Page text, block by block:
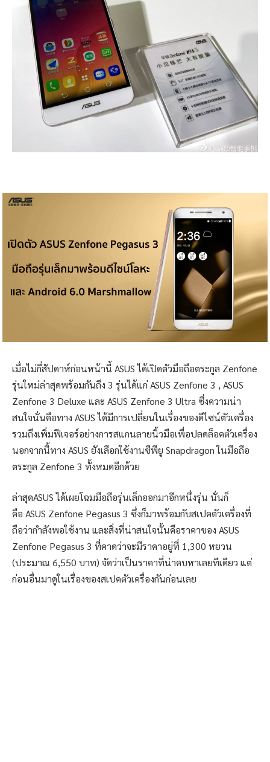
เมื่อไม่กี่สัปดาห์ก่อนหน้านี้ ASUS ได้เปิดตัวมือถือตระกูล Zenfone
รุ่นใหม่ล่าสุดพร้อมกันถึง 3 รุ่นได้แก่ ASUS Zenfone 3 , ASUS
Zenfone 3 Deluxe และ ASUS Zenfone 3 Ultra ซึ่งความน่า
สนใจนั่นคือทาง ASUS ได้มีการเปลี่ยนในเรื่องของดีไซน์ตัวเครื่อง
รวมถึงเพิ่มฟีเจอร์อย่างการสแกนลายนิ้วมือเพื่อปลดล็อคตัวเครื่อง
นอกจากนี้ทาง ASUS ยังเลือกใช้งานซีพียู Snapdragon ในมือถือ
ตระกูล Zenfone 3 ทั้งหมดอีกด้วย
ล่าสุดASUS ได้เผยโฉมมือถือรุ่นเล็กออกมาอีกหนึ่งรุ่น นั่นก็
คือ ASUS Zenfone Pegasus 3 ซึ่งก็มาพร้อมกับสเปคตัวเครื่องที่
ถือว่ากำลังพอใช้งาน และสิ่งที่น่าสนใจนั้นคือราคาของ ASUS
Zenfone Pegasus 3 ที่คาดว่าจะมีราคาอยู่ที่ 1,300 หยวน
(ประมาณ 6,550 บาท) จัดว่าเป็นราคาที่น่าคบหาเลยทีเดียว แต่
ก่อนอื่นมาดูในเรื่องของสเปคตัวเครื่องกันก่อนเลย